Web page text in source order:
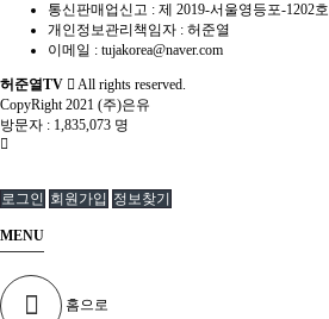
통신판매업신고 : 제 2019-서울영등포-1202호
개인정보관리책임자 : 허준열
이메일 : tujakorea@naver.com
허준열TV
All rights reserved.
CopyRight 2021 (주)은유
방문자 : 1,835,073 명
로그인 회원가입 정보찾기
MENU
홈으로